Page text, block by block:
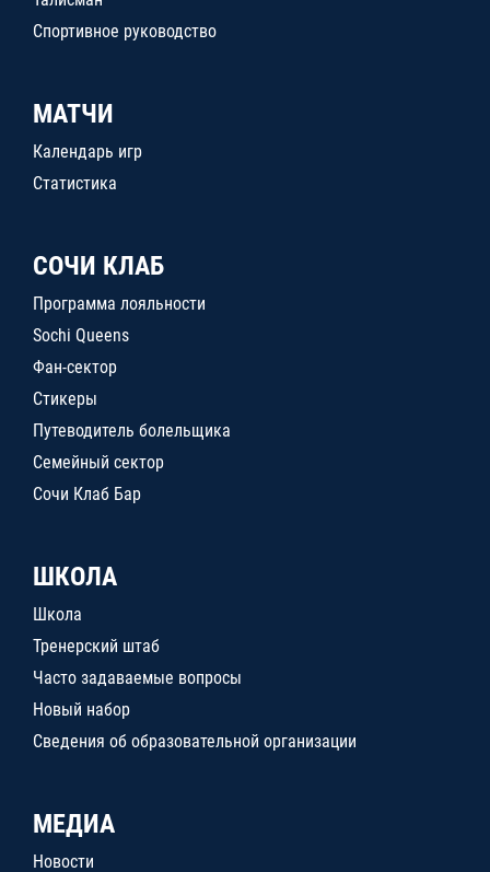
Спортивное руководство
МАТЧИ
Календарь игр
Статистика
СОЧИ КЛАБ
Программа лояльности
Sochi Queens
Фан-сектор
Стикеры
Путеводитель болельщика
Семейный сектор
Сочи Клаб Бар
ШКОЛА
Школа
Тренерский штаб
Часто задаваемые вопросы
Новый набор
Сведения об образовательной организации
МЕДИА
Новости